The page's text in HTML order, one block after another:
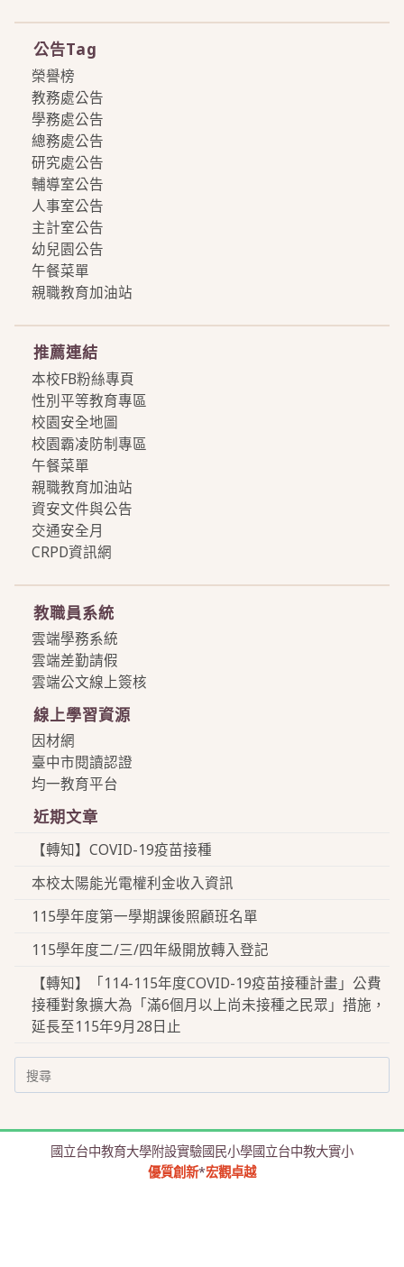
公告Tag
榮譽榜
教務處公告
學務處公告
總務處公告
研究處公告
輔導室公告
人事室公告
主計室公告
幼兒園公告
午餐菜單
親職教育加油站
推薦連結
本校FB粉絲專頁
性別平等教育專區
校園安全地圖
校園霸凌防制專區
午餐菜單
親職教育加油站
資安文件與公告
交通安全月
CRPD資訊網
教職員系統
雲端學務系統
雲端差勤請假
雲端公文線上簽核
線上學習資源
因材網
臺中市閱讀認證
均一教育平台
近期文章
【轉知】COVID-19疫苗接種
本校太陽能光電權利金收入資訊
115學年度第一學期課後照顧班名單
115學年度二/三/四年級開放轉入登記
【轉知】「114-115年度COVID-19疫苗接種計畫」公費
接種對象擴大為「滿6個月以上尚未接種之民眾」措施，
延長至115年9月28日止
Search
for:
國立台中教育大學附設實驗國民小學國立台中教大實小
優質創新*宏觀卓越